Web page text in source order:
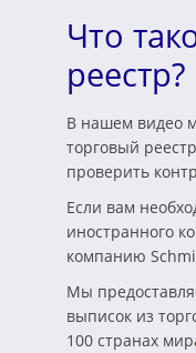
Что
реестр?
В нашем видео
торговый
проверить
Если вам
иностранного
компанию
Мы
выписок из
100 странах